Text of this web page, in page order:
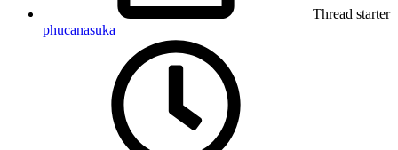
Thread starter
phucanasuka